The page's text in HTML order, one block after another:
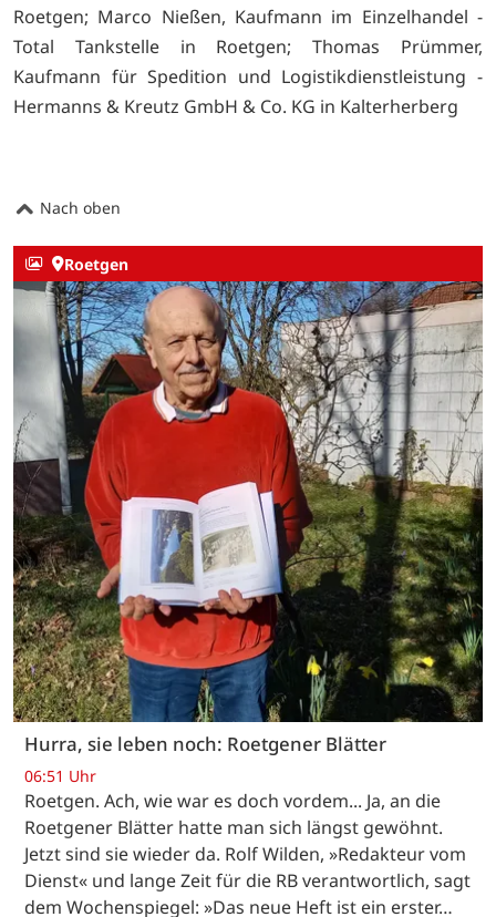
Roetgen; Marco Nießen, Kaufmann im Einzelhandel -
Total Tankstelle in Roetgen; Thomas Prümmer,
Kaufmann für Spedition und Logistikdienstleistung -
Hermanns & Kreutz GmbH & Co. KG in Kalterherberg
Nach oben
Roetgen
Hurra, sie leben noch: Roetgener Blätter
06:51 Uhr
Roetgen. Ach, wie war es doch vordem... Ja, an die
Roetgener Blätter hatte man sich längst gewöhnt.
Jetzt sind sie wieder da. Rolf Wilden, »Redakteur vom
Dienst« und lange Zeit für die RB verantwortlich, sagt
dem Wochenspiegel: »Das neue Heft ist ein erster…